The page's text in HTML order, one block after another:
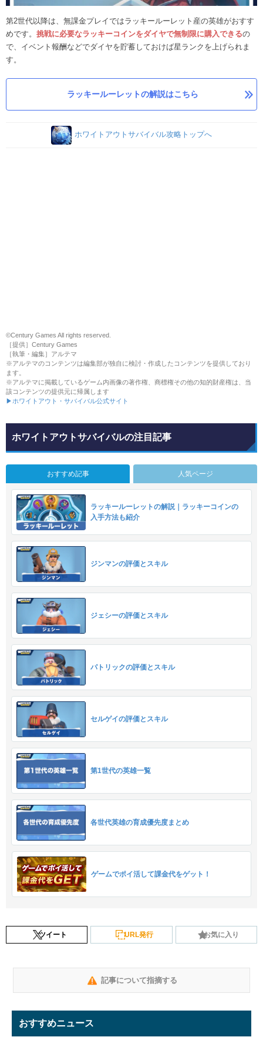
第2世代以降は、無課金プレイではラッキールーレット産の英雄がおすす
めです。 挑戦に必要なラッキーコインをダイヤで無制限に購入できるの
で、イベント報酬などでダイヤを貯蓄しておけば星ランクを上げられま
す。
ラッキールーレットの解説はこちら
ホワイトアウトサバイバル攻略トップへ
©Century Games All rights reserved.
［提供］Century Games
［執筆・編集］アルテマ
※アルテマのコンテンツは編集部が独自に検討・作成したコンテンツを提供しており
ます。
※アルテマに掲載しているゲーム内画像の著作権、商標権その他の知的財産権は、当
該コンテンツの提供元に帰属します
▶ホワイトアウト・サバイバル公式サイト
ホワイトアウトサバイバルの注目記事
おすすめ記事 人気ページ
ラッキールーレットの解説｜ラッキーコインの
入手方法も紹介
ジンマンの評価とスキル
ジェシーの評価とスキル
パトリックの評価とスキル
セルゲイの評価とスキル
第1世代の英雄一覧
各世代英雄の育成優先度まとめ
ゲームでポイ活して課金代をゲット！
ツイート URL発行 お気に入り
記事について指摘する
おすすめニュース